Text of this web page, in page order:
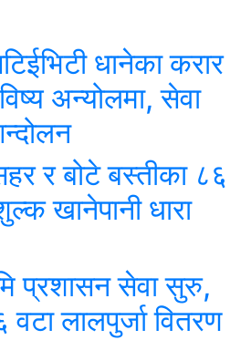
धानेका करार
अन्योलमा, सेवा
र बोटे बस्तीका ८६
खानेपानी धारा
प्रशासन सेवा सुरु,
वटा लालपुर्जा वितरण